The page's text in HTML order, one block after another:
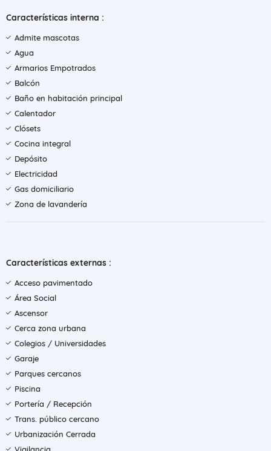
Características interna :
Admite mascotas
Agua
Armarios Empotrados
Balcón
Baño en habitación principal
Calentador
Clósets
Cocina integral
Depósito
Electricidad
Gas domiciliario
Zona de lavandería
Características externas :
Acceso pavimentado
Área Social
Ascensor
Cerca zona urbana
Colegios / Universidades
Garaje
Parques cercanos
Piscina
Portería / Recepción
Trans. público cercano
Urbanización Cerrada